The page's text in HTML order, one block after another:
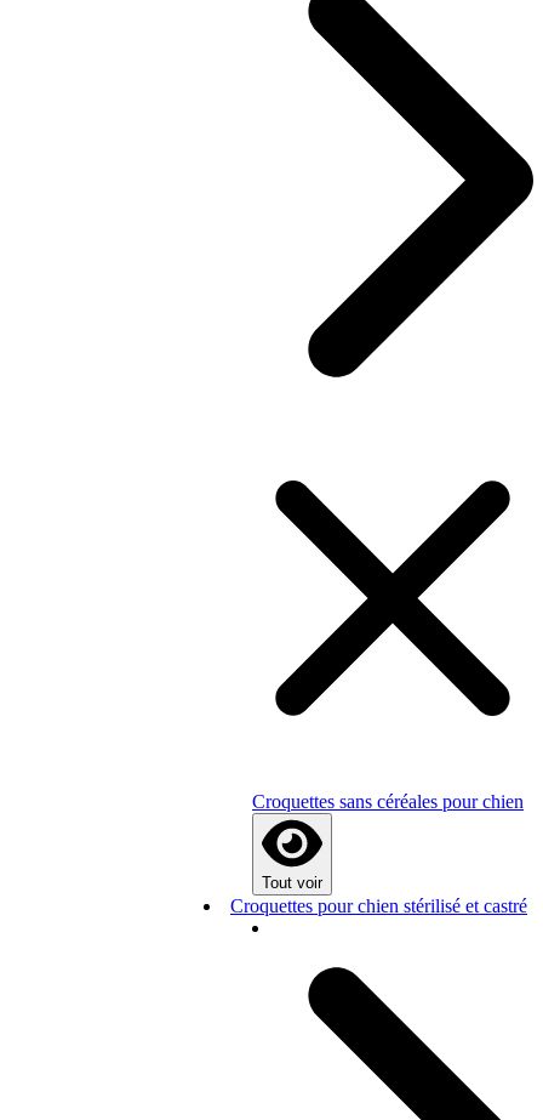
Croquettes sans céréales pour chien
Tout voir
Croquettes pour chien stérilisé et castré